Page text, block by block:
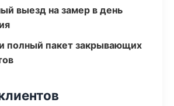
выезд на замер в день
полный пакет закрывающих